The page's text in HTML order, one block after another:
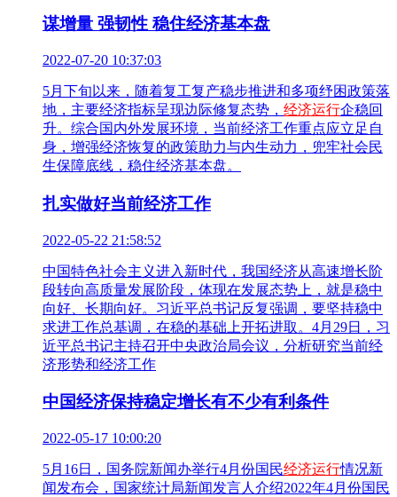
谋增量 强韧性 稳住经济基本盘
2022-07-20 10:37:03
5月下旬以来，随着复工复产稳步推进和多项纾困政策落
地，主要经济指标呈现边际修复态势， 经济运行企稳回
升。综合国内外发展环境，当前经济工作重点应立足自
身，增强经济恢复的政策助力与内生动力，兜牢社会民
生保障底线，稳住经济基本盘。
扎实做好当前经济工作
2022-05-22 21:58:52
中国特色社会主义进入新时代，我国经济从高速增长阶
段转向高质量发展阶段，体现在发展态势上，就是稳中
向好、长期向好。习近平总书记反复强调，要坚持稳中
求进工作总基调，在稳的基础上开拓进取。4月29日，习
近平总书记主持召开中央政治局会议，分析研究当前经
济形势和经济工作
中国经济保持稳定增长有不少有利条件
2022-05-17 10:00:20
5月16日，国务院新闻办举行4月份国民经济运行情况新
闻发布会，国家统计局新闻发言人介绍2022年4月份国民